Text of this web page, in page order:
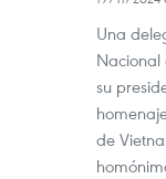
Una
su
de